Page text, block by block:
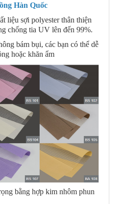
Hàn Quốc
liệu sợi polyester thân thiện
chống tia UV lên đến 99%.
bám bụi, các bạn có thể dễ
hoặc khăn ẩm
bằng hợp kim nhôm phun